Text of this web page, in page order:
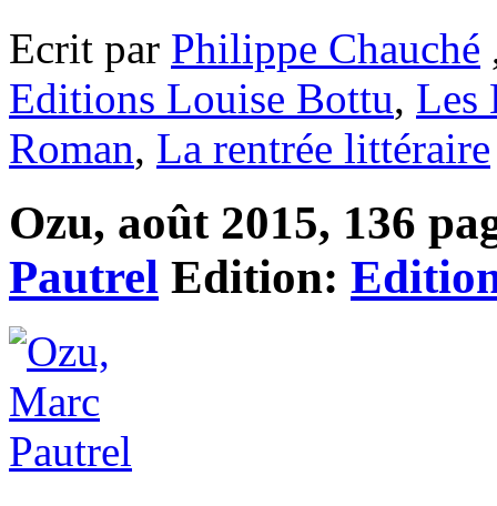
Ecrit par Philippe Chauché
Editions Louise Bottu, Les
Roman, La rentrée littéraire
Ozu, août 2015, 136
Pautrel Edition: